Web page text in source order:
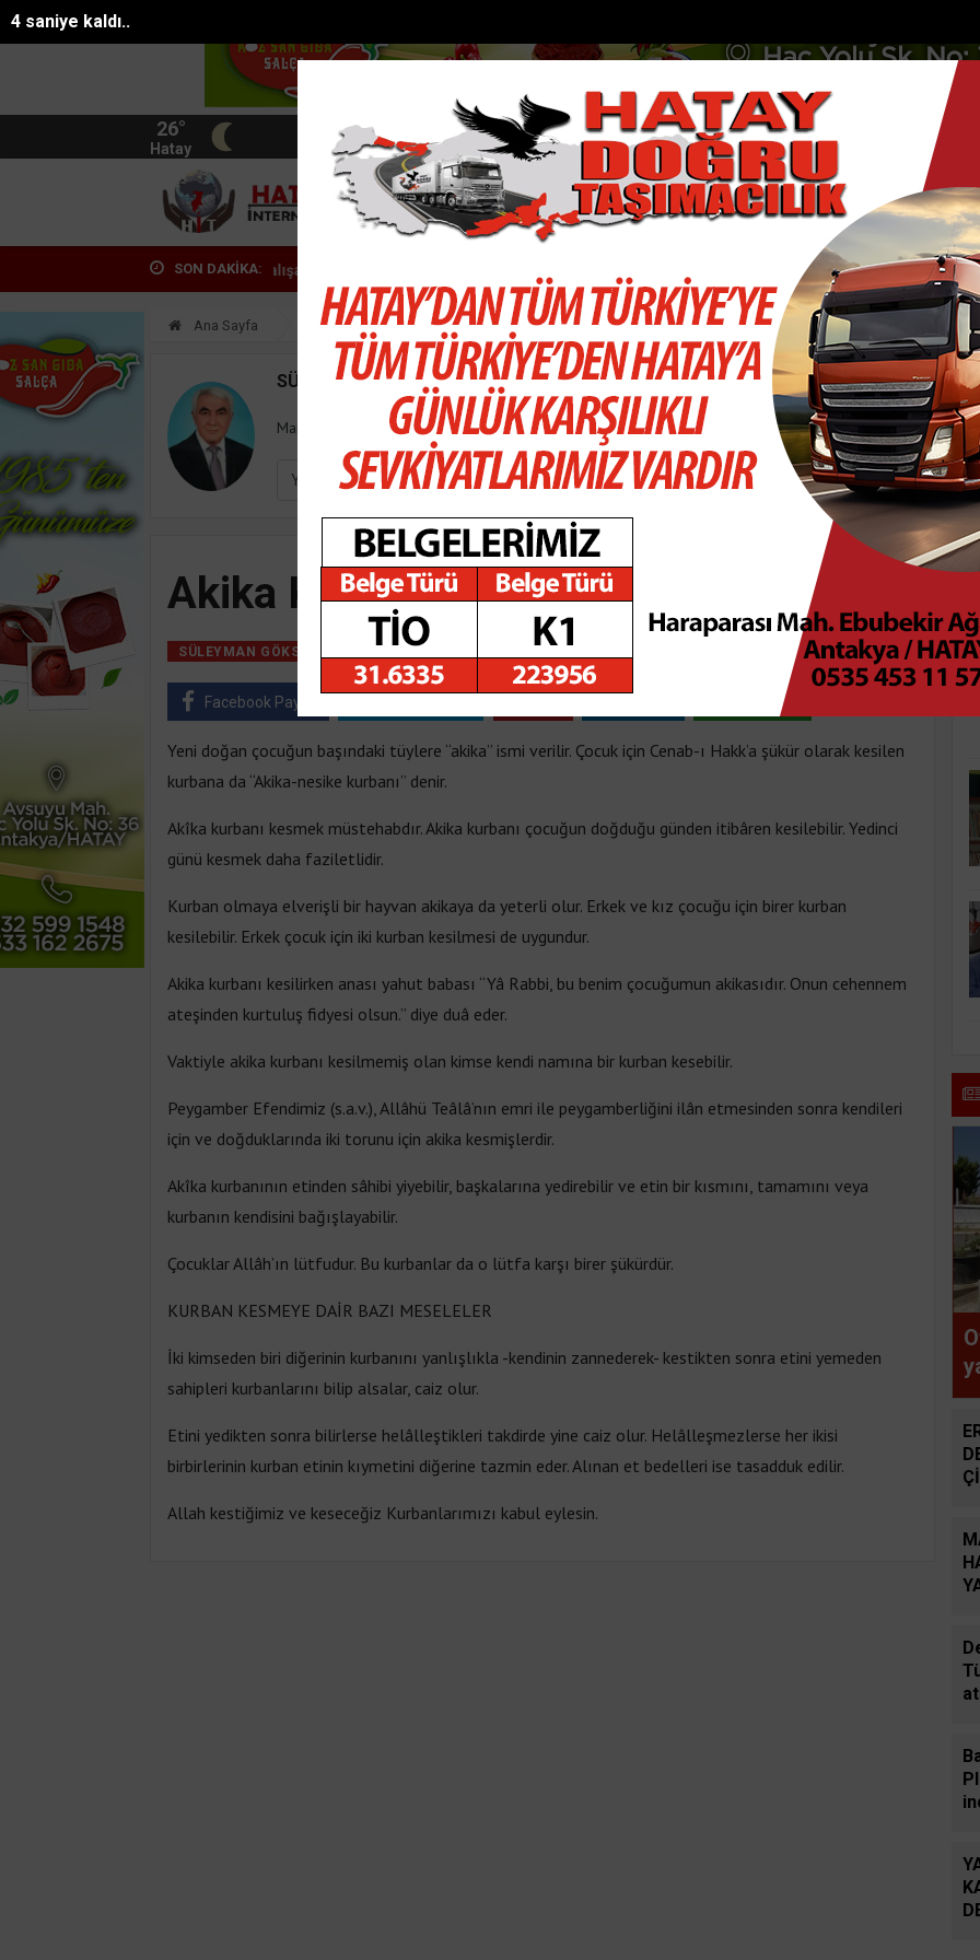
4 saniye kaldı..
26°
Hatay
BIST 13.744 DOLAR 46.2686 EURO 53.5186
HATAY GÜNDEM MAGAZİN KADIN-YAŞAM SPOR SAĞLIK
SON DAKİKA:
Devlet Hastanesinde Çalışan Memnuniy... Erzin-Zorkun yayla yolunda feci
Yazarlar Web TV
Ana Sayfa Yazarlar Süleyman GÖKSU
SÜLEYMAN GÖKSU
Mail: suleymangoksu@gmail.com
Akika Kurbanı
SÜLEYMAN GÖKSU 29 Ağustos, 2016, Pazartesi 17:16
Facebook Paylaş WhatsApp
Yeni doğan çocuğun başındaki tüylere “akika” ismi verilir. Çocuk için Cenab-ı Hakk’a şükür olarak kesilen
kurbana da “Akika-nesike kurbanı” denir.
Akîka kurbanı kesmek müstehabdır. Akika kurbanı çocuğun doğduğu günden itibâren kesilebilir. Yedinci
günü kesmek daha faziletlidir.
Kurban olmaya elverişli bir hayvan akikaya da yeterli olur. Erkek ve kız çocuğu için birer kurban
kesilebilir. Erkek çocuk için iki kurban kesilmesi de uygundur.
Akika kurbanı kesilirken anası yahut babası “Yâ Rabbi, bu benim çocuğumun akikasıdır. Onun cehennem
ateşinden kurtuluş fidyesi olsun.” diye duâ eder.
Vaktiyle akika kurbanı kesilmemiş olan kimse kendi namına bir kurban kesebilir.
Peygamber Efendimiz (s.a.v.), Allâhü Teâlâ’nın emri ile peygamberliğini ilân etmesinden sonra kendileri
için ve doğduklarında iki torunu için akika kesmişlerdir.
Akîka kurbanının etinden sâhibi yiyebilir, başkalarına yedirebilir ve etin bir kısmını, tamamını veya
kurbanın kendisini bağışlayabilir.
Çocuklar Allâh’ın lütfudur. Bu kurbanlar da o lütfa karşı birer şükürdür.
KURBAN KESMEYE DAİR BAZI MESELELER
İki kimseden biri diğerinin kurbanını yanlışlıkla -kendinin zannederek- kestikten sonra etini yemeden
sahipleri kurbanlarını bilip alsalar, caiz olur.
Etini yedikten sonra bilirlerse helâlleştikleri takdirde yine caiz olur. Helâlleşmezlerse her ikisi
birbirlerinin kurban etinin kıymetini diğerine tazmin eder. Alınan et bedelleri ise tasadduk edilir.
Allah kestiğimiz ve keseceğiz Kurbanlarımızı kabul eylesin.